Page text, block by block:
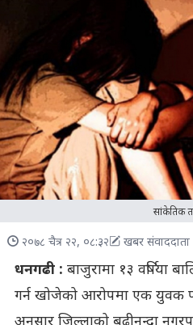
सांकेतिक
२०७८ चैत्र २२, ०८:३२ खबर संवाददाता
धनगढी : बाजुरामा १३ वर्षिया
गर्न खोजेको आरोपमा एक युवक